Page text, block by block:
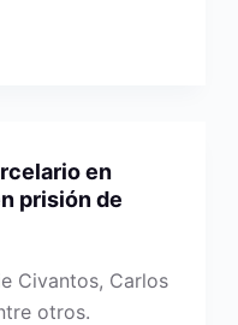
en
prisión de
Civantos, Carlos
otros.